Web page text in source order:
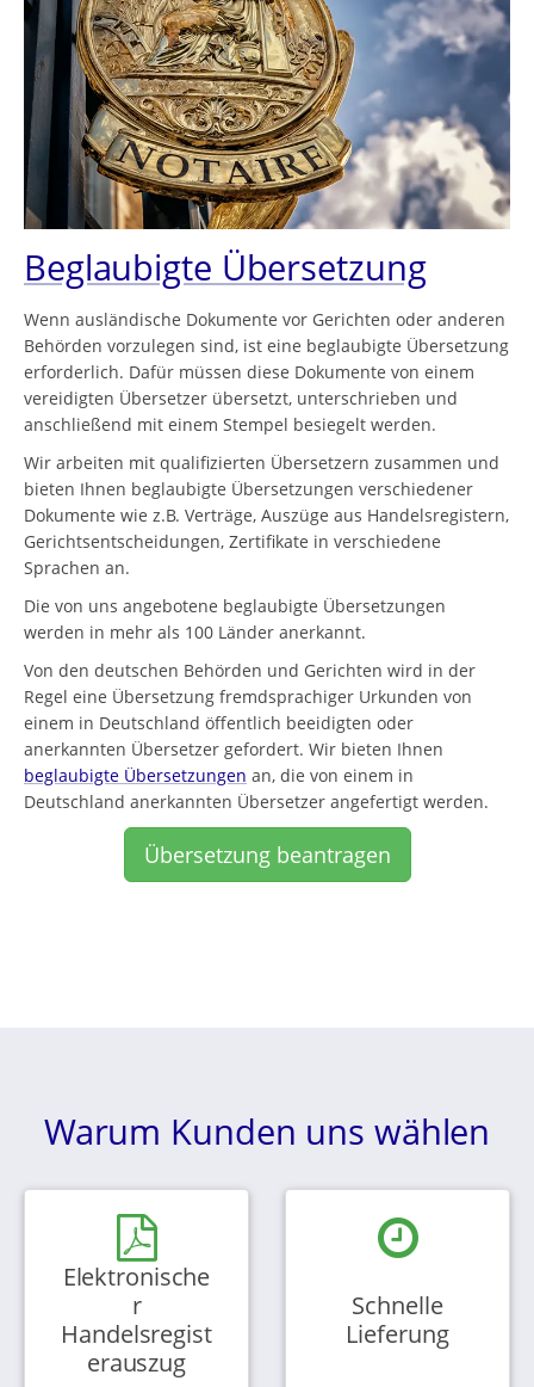
Beglaubigte Übersetzung
Wenn ausländische Dokumente vor Gerichten oder anderen
Behörden vorzulegen sind, ist eine beglaubigte Übersetzung
erforderlich. Dafür müssen diese Dokumente von einem
vereidigten Übersetzer übersetzt, unterschrieben und
anschließend mit einem Stempel besiegelt werden.
Wir arbeiten mit qualifizierten Übersetzern zusammen und
bieten Ihnen beglaubigte Übersetzungen verschiedener
Dokumente wie z.B. Verträge, Auszüge aus Handelsregistern,
Gerichtsentscheidungen, Zertifikate in verschiedene
Sprachen an.
Die von uns angebotene beglaubigte Übersetzungen
werden in mehr als 100 Länder anerkannt.
Von den deutschen Behörden und Gerichten wird in der
Regel eine Übersetzung fremdsprachiger Urkunden von
einem in Deutschland öffentlich beeidigten oder
anerkannten Übersetzer gefordert. Wir bieten Ihnen
beglaubigte Übersetzungen an, die von einem in
Deutschland anerkannten Übersetzer angefertigt werden.
Übersetzung beantragen
Warum Kunden uns wählen
Elektronische
r
Handelsregist
erauszug
Schnelle
Lieferung